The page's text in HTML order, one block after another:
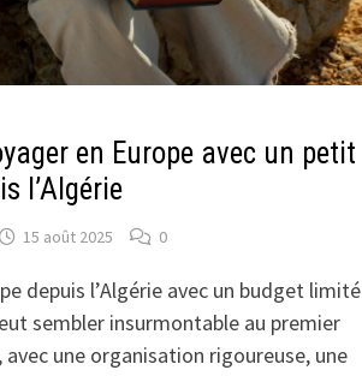
en Europe avec un petit
l’Algérie
15 août 2025 0
depuis l’Algérie avec un budget limité
sembler insurmontable au premier
une organisation rigoureuse, une